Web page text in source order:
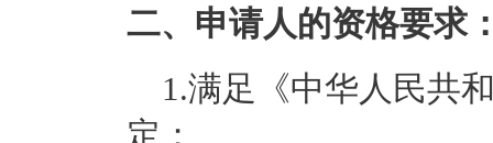
二、申请人的资格要求
1.满足《中华人民共
定；